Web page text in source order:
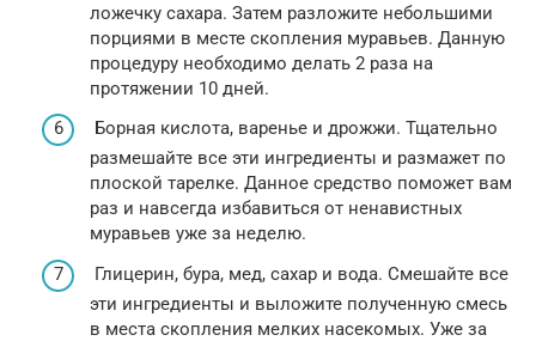
ложечку сахара. Затем разложите небольшими
порциями в месте скопления муравьев. Данную
процедуру необходимо делать 2 раза на
протяжении 10 дней.
Борная кислота, варенье и дрожжи. Тщательно
размешайте все эти ингредиенты и размажет по
плоской тарелке. Данное средство поможет вам
раз и навсегда избавиться от ненавистных
муравьев уже за неделю.
Глицерин, бура, мед, сахар и вода. Смешайте все
эти ингредиенты и выложите полученную смесь
в места скопления мелких насекомых. Уже за